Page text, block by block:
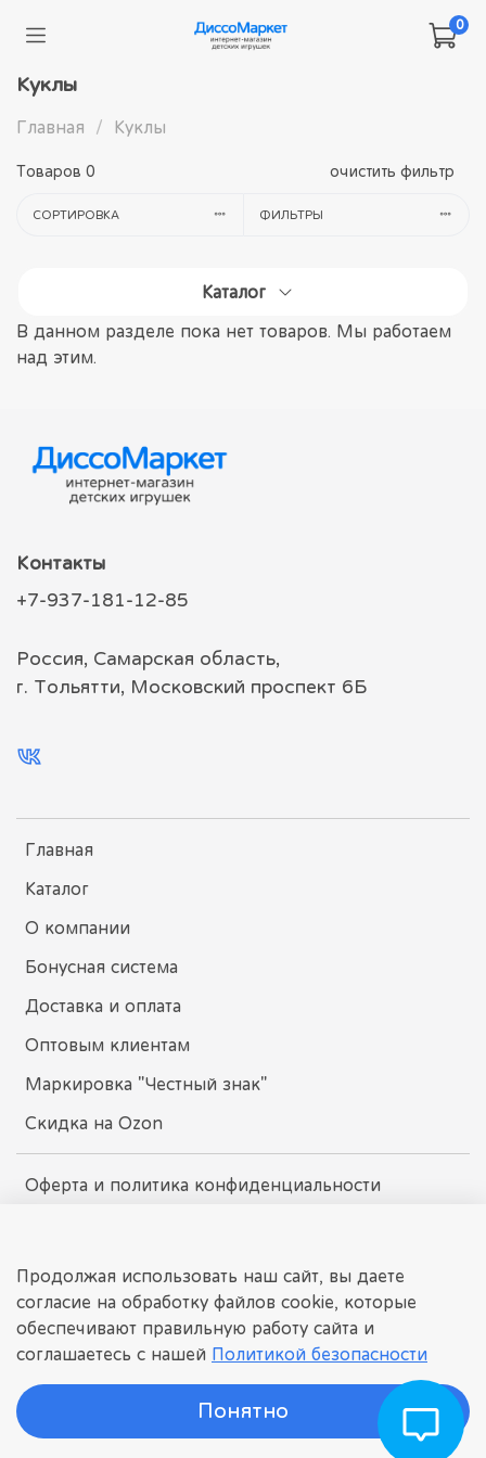
0
Куклы
Главная Куклы
Товаров 0 очистить фильтр
СОРТИРОВКА ФИЛЬТРЫ
Каталог
В данном разделе пока нет товаров. Мы работаем
над этим.
Главная
Каталог
О компании
Бонусная система
Доставка и оплата
Оптовым клиентам
Маркировка "Честный знак"
Скидка на Ozon
Оферта и политика конфиденциальности
Контакты
+7-937-181-12-85
Россия, Самарская область,
г. Тольятти, Московский проспект 6Б
dissomarket.ru
© 2025 Любое использование контента без письменного
разрешения запрещено
Интернет-магазин детских игрушек.
Продолжая использовать наш сайт, вы даете
согласие на обработку файлов cookie, которые
обеспечивают правильную работу сайта и
соглашаетесь с нашей Политикой безопасности
Понятно